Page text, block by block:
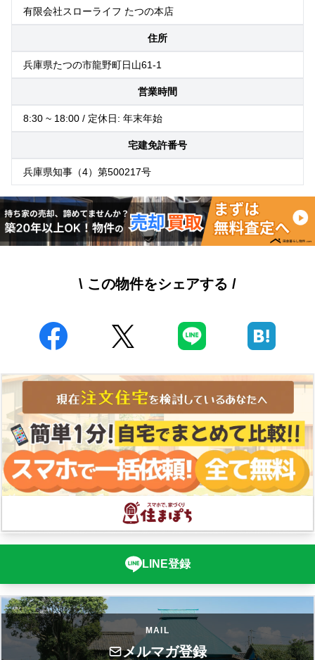
有限会社スローライフ たつの本店
住所
兵庫県たつの市龍野町日山61-1
営業時間
8:30 ~ 18:00 / 定休日: 年末年始
宅建免許番号
兵庫県知事（4）第500217号
\ この物件をシェアする /
LINE登録
MAIL
メルマガ登録